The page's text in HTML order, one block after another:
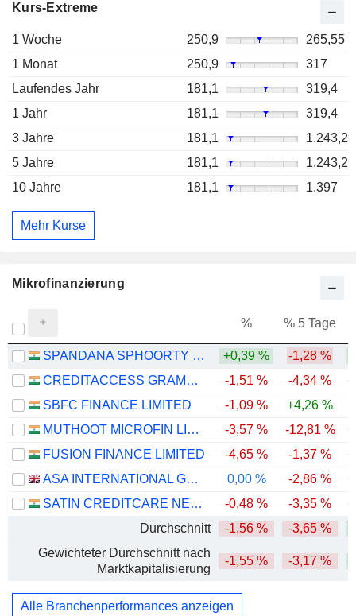
Kurs-Extreme
1 Woche 250,9
265,55
1 Monat
250,9
317
Laufendes Jahr
181,1
319,4
1 Jahr
181,1
319,4
3 Jahre
181,1
1.243,2
5 Jahre
181,1
1.243,2
10 Jahre
181,1 1.397
Mehr Kurse
Mikrofinanzierung
% % 5 Tage
SPANDANA SPHOORTY FINANCIAL LIMITED +0,39 % -1,28 %
CREDITACCESS GRAMEEN LIMITED
-1,51 % -4,34 %
SBFC FINANCE LIMITED
-1,09 % +4,26 %
MUTHOOT MICROFIN LIMITED
-3,57 % -12,81 %
FUSION FINANCE LIMITED
-4,65 % -1,37 %
ASA INTERNATIONAL GROUP PLC
0,00 % -2,86 %
SATIN CREDITCARE NETWORK LIMITED
-0,48 % -3,35 %
Durchschnitt
-1,56 % -3,65 %
Gewichteter Durchschnitt nach
Marktkapitalisierung
-1,55 % -3,17 %
Alle Branchenperformances anzeigen